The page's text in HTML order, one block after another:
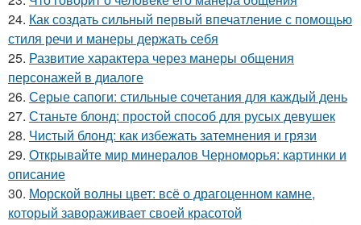
24. Как создать сильный первый впечатление с помощью
стиля речи и манеры держать себя
25. Развитие характера через манеры общения
персонажей в диалоге
26. Серые сапоги: стильные сочетания для каждый день
27. Станьте блонд: простой способ для русых девушек
28. Чистый блонд: как избежать затемнения и грязи
29. Открывайте мир минералов Черноморья: картинки и
описание
30. Морской волны цвет: всё о драгоценном камне,
который завораживает своей красотой